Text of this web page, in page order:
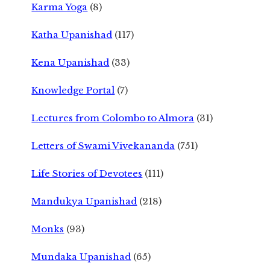
Karma Yoga (8)
Katha Upanishad (117)
Kena Upanishad (33)
Knowledge Portal (7)
Lectures from Colombo to Almora (31)
Letters of Swami Vivekananda (751)
Life Stories of Devotees (111)
Mandukya Upanishad (218)
Monks (93)
Mundaka Upanishad (65)